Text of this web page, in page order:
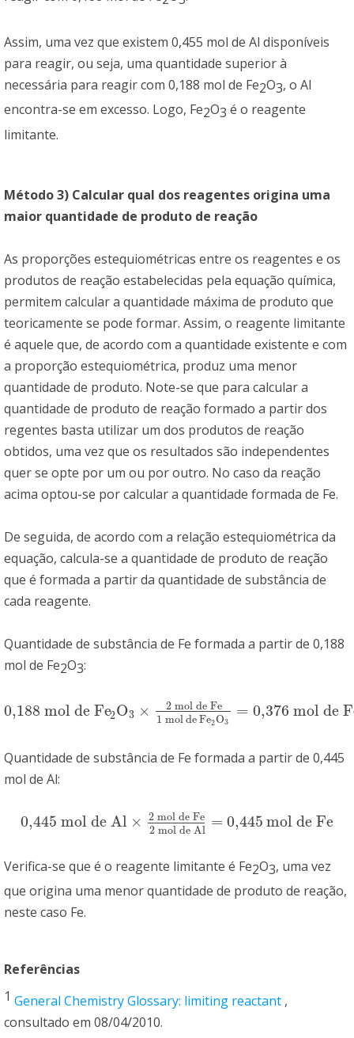
Assim, uma vez que existem 0,455 mol de Al disponíveis
para reagir, ou seja, uma quantidade superior à
necessária para reagir com 0,188 mol de Fe2O3, o Al
encontra-se em excesso. Logo, Fe2O3 é o reagente
limitante.
Método 3) Calcular qual dos reagentes origina uma
maior quantidade de produto de reação
As proporções estequiométricas entre os reagentes e os
produtos de reação estabelecidas pela equação química,
permitem calcular a quantidade máxima de produto que
teoricamente se pode formar. Assim, o reagente limitante
é aquele que, de acordo com a quantidade existente e com
a proporção estequiométrica, produz uma menor
quantidade de produto. Note-se que para calcular a
quantidade de produto de reação formado a partir dos
regentes basta utilizar um dos produtos de reação
obtidos, uma vez que os resultados são independentes
quer se opte por um ou por outro. No caso da reação
acima optou-se por calcular a quantidade formada de Fe.
De seguida, de acordo com a relação estequiométrica da
equação, calcula-se a quantidade de produto de reação
que é formada a partir da quantidade de substância de
cada reagente.
Quantidade de substância de Fe formada a partir de 0,188
mol de Fe2O3:
0,188 mol de Fe2O3 ×
2 mol de Fe
1 mol de Fe2O3
= 0,376 mol de
0,188 mol de Fe2O3×2 mol de Fe1 moldeFe 2O3=0,376 mol
Quantidade de substância de Fe formada a partir de 0,445
mol de Al:
0,445 mol de Al ×
2 mol de Fe
2 mol de Al = 0,445 mol de Fe
0,445 mol de Al ×2 mol de Fe2 mol de Al=0,445mol de Fe
Verifica-se que é o reagente limitante é Fe2O3, uma vez
que origina uma menor quantidade de produto de reação,
neste caso Fe.
Referências
1 General Chemistry Glossary: limiting reactant ,
consultado em 08/04/2010.